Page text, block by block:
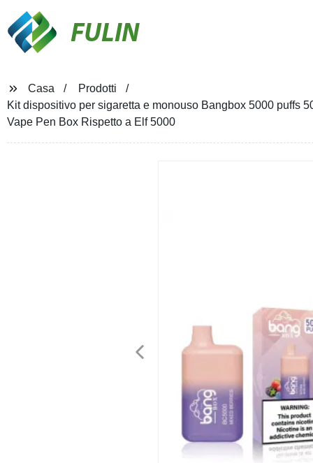
FULIN
Casa
Prodotti
Kit dispositivo per sigaretta e monouso Bangbox 5000 puffs
Vape Pen Box Rispetto a Elf 5000